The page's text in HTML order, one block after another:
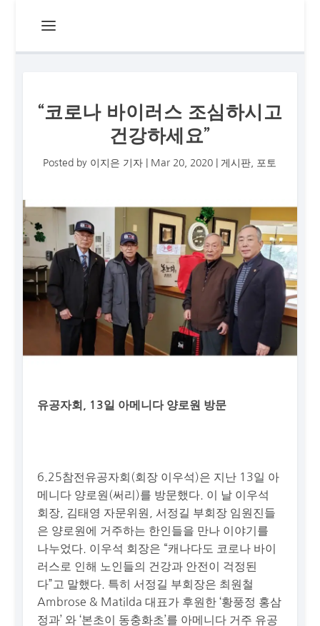
“코로나 바이러스 조심하시고
건강하세요”
Posted by 이지은 기자 Mar 20, 2020 게시판 포토
유공자회, 13일 아메니다 양로원 방문
6.25참전유공자회(회장 이우석)은 지난 13일 아
메니다 양로원(써리)를 방문했다. 이 날 이우석
회장, 김태영 자문위원, 서정길 부회장 임원진들
은 양로원에 거주하는 한인들을 만나 이야기를
나누었다. 이우석 회장은 “캐나다도 코로나 바이
러스로 인해 노인들의 건강과 안전이 걱정된
다”고 말했다. 특히 서정길 부회장은 최원철
Ambrose & Matilda 대표가 후원한 ‘황풍정 홍삼
정과’ 와 ‘본초이 동충화초’를 아메니다 거주 유공